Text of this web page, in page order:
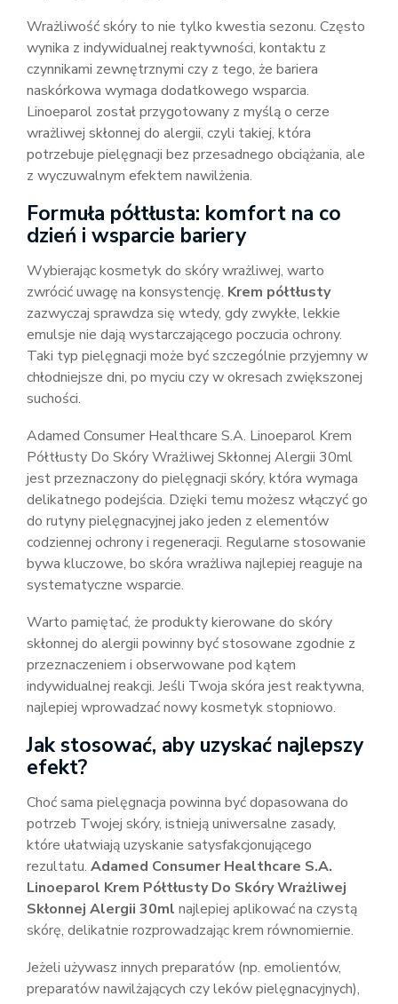
Wrażliwość skóry to nie tylko kwestia sezonu. Często
wynika z indywidualnej reaktywności, kontaktu z
czynnikami zewnętrznymi czy z tego, że bariera
naskórkowa wymaga dodatkowego wsparcia.
Linoeparol został przygotowany z myślą o cerze
wrażliwej skłonnej do alergii, czyli takiej, która
potrzebuje pielęgnacji bez przesadnego obciążania, ale
z wyczuwalnym efektem nawilżenia.
Formuła półtłusta: komfort na co
dzień i wsparcie bariery
Wybierając kosmetyk do skóry wrażliwej, warto
zwrócić uwagę na konsystencję. Krem półtłusty
zazwyczaj sprawdza się wtedy, gdy zwykłe, lekkie
emulsje nie dają wystarczającego poczucia ochrony.
Taki typ pielęgnacji może być szczególnie przyjemny w
chłodniejsze dni, po myciu czy w okresach zwiększonej
suchości.
Adamed Consumer Healthcare S.A. Linoeparol Krem
Półtłusty Do Skóry Wrażliwej Skłonnej Alergii 30ml
jest przeznaczony do pielęgnacji skóry, która wymaga
delikatnego podejścia. Dzięki temu możesz włączyć go
do rutyny pielęgnacyjnej jako jeden z elementów
codziennej ochrony i regeneracji. Regularne stosowanie
bywa kluczowe, bo skóra wrażliwa najlepiej reaguje na
systematyczne wsparcie.
Warto pamiętać, że produkty kierowane do skóry
skłonnej do alergii powinny być stosowane zgodnie z
przeznaczeniem i obserwowane pod kątem
indywidualnej reakcji. Jeśli Twoja skóra jest reaktywna,
najlepiej wprowadzać nowy kosmetyk stopniowo.
Jak stosować, aby uzyskać najlepszy
efekt?
Choć sama pielęgnacja powinna być dopasowana do
potrzeb Twojej skóry, istnieją uniwersalne zasady,
które ułatwiają uzyskanie satysfakcjonującego
rezultatu. Adamed Consumer Healthcare S.A.
Linoeparol Krem Półtłusty Do Skóry Wrażliwej
Skłonnej Alergii 30ml najlepiej aplikować na czystą
skórę, delikatnie rozprowadzając krem równomiernie.
Jeżeli używasz innych preparatów (np. emolientów,
preparatów nawilżających czy leków pielęgnacyjnych),